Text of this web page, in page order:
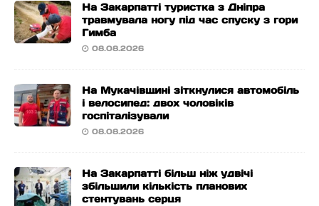
На Закарпатті туристка з Дніпра
травмувала ногу під час спуску з гори
Гимба
08.08.2026
На Мукачівщині зіткнулися автомобіль
і велосипед: двох чоловіків
госпіталізували
08.08.2026
На Закарпатті більш ніж удвічі
збільшили кількість планових
стентувань серця